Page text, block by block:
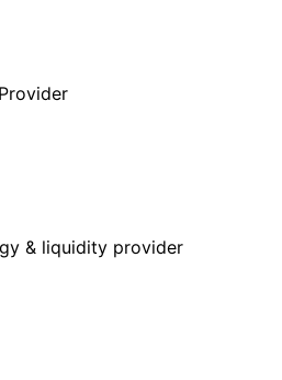
& liquidity provider